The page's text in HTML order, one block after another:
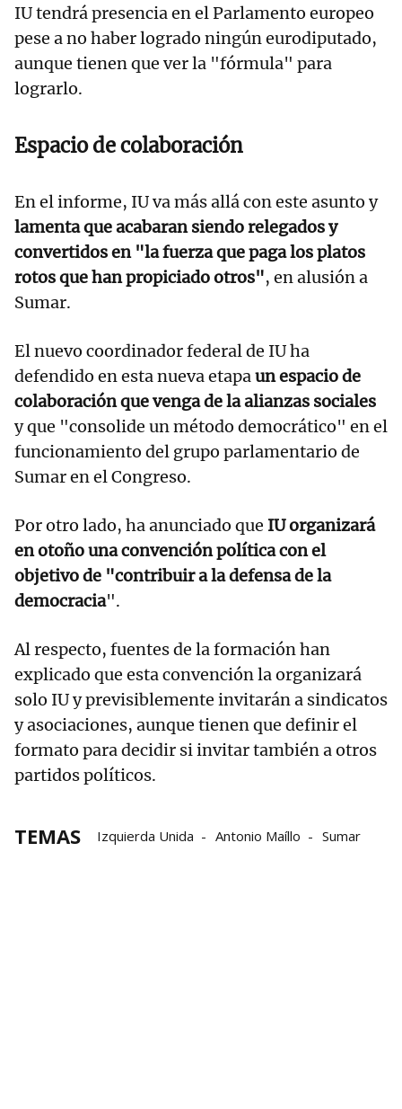
IU tendrá presencia en el Parlamento europeo
pese a no haber logrado ningún eurodiputado,
aunque tienen que ver la "fórmula" para
lograrlo.
Espacio de colaboración
En el informe, IU va más allá con este asunto y
lamenta que acabaran siendo relegados y
convertidos en "la fuerza que paga los platos
rotos que han propiciado otros", en alusión a
Sumar.
El nuevo coordinador federal de IU ha
defendido en esta nueva etapaun espacio de
colaboración que venga de la alianzas sociales
y que "consolide un método democrático" en el
funcionamiento del grupo parlamentario de
Sumar en el Congreso.
Por otro lado, ha anunciado que IU organizará
en otoño una convención política con el
objetivo de "contribuir a la defensa de la
democracia".
Al respecto, fuentes de la formación han
explicado que esta convención la organizará
solo IU y previsiblemente invitarán a sindicatos
y asociaciones, aunque tienen que definir el
formato para decidir si invitar también a otros
partidos políticos.
TEMAS Izquierda Unida Antonio Maíllo Sumar